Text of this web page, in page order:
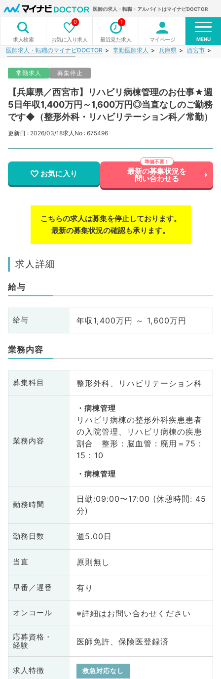
医師の求人・転職・アルバイトはマイナビDOCTOR
求人検索 お気に入り求人
0
最近見た求人
1
マイページ MENU
医師求人・転職のマイナビDOCTOR 常勤医師求人 兵庫県 西宮市
常勤求人 募集停止
【兵庫県／西宮市】リハビリ病棟管理のお仕事★週
5日年収1,400万円～1,600万円◎当直なしのご勤務
です◆（整形外科・リハビリテーション科／常勤）
更新日 : 2026/03/18求人No : 675496
お気に入り 最新の募集状況を
問い合わせる
こちらの求人は募集を停止しております。
最新の募集状況の確認も承ります。
求人詳細
給与
給与 年収1,400万円 ～ 1,600万円
業務内容
募集科目 整形外科、リハビリテーション科
業務内容
病棟管理
リハビリ病棟の整形外科疾患患者
の入院管理、リハビリ病棟の疾患
割合 整形：脳血管：廃用＝75：
15：10
病棟管理
勤務時間
日勤:09:00〜17:00 (休憩時間: 45
分)
勤務日数 週5.00日
当直 原則無し
早番／遅番 有り
オンコール ※詳細はお問い合わせください
応募資格・
経験
医師免許、保険医登録済
求人特徴 救急対応なし